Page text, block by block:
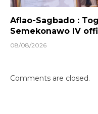
Aflao-Sagbado :
Semekonawo IV
08/08/2026
Comments are closed.